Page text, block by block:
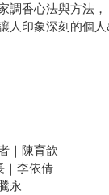
調香心法與方法，
人印象深刻的個人
｜陳育歆
｜李依倩
永